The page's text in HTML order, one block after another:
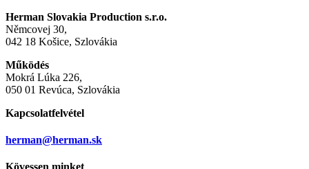
Herman Slovakia Production s.r.o.
Němcovej 30,
042 18 Košice, Szlovákia
Működés
Mokrá Lúka 226,
050 01 Revúca, Szlovákia
Kapcsolatfelvétel
herman@herman.sk